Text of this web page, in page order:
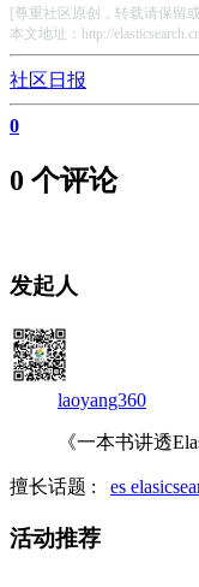
[尊重社区原创，转载请保留
本文地址：http://
社区日报
0
0 个评论
发起人
laoyang360
《一本书讲透
擅长话题 : es
活动推荐